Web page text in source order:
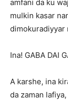
amfani da ku
mulkin kasar
dimokuradiyyar
Ina! GABA DAI
A karshe, ina
da zaman